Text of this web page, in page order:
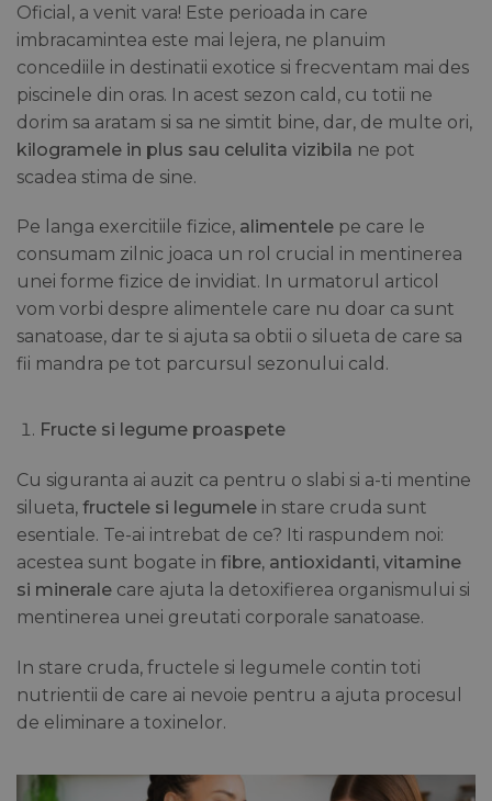
Oficial, a venit vara! Este perioada in care
imbracamintea este mai lejera, ne planuim
concediile in destinatii exotice si frecventam mai des
piscinele din oras. In acest sezon cald, cu totii ne
dorim sa aratam si sa ne simtit bine, dar, de multe ori,
kilogramele in plus sau celulita vizibila ne pot
scadea stima de sine.
Pe langa exercitiile fizice, alimentele pe care le
consumam zilnic joaca un rol crucial in mentinerea
unei forme fizice de invidiat. In urmatorul articol
vom vorbi despre alimentele care nu doar ca sunt
sanatoase, dar te si ajuta sa obtii o silueta de care sa
fii mandra pe tot parcursul sezonului cald.
Fructe si legume proaspete
Cu siguranta ai auzit ca pentru o slabi si a-ti mentine
silueta, fructele si legumele in stare cruda sunt
esentiale. Te-ai intrebat de ce? Iti raspundem noi:
acestea sunt bogate in fibre, antioxidanti, vitamine
si minerale care ajuta la detoxifierea organismului si
mentinerea unei greutati corporale sanatoase.
In stare cruda, fructele si legumele contin toti
nutrientii de care ai nevoie pentru a ajuta procesul
de eliminare a toxinelor.